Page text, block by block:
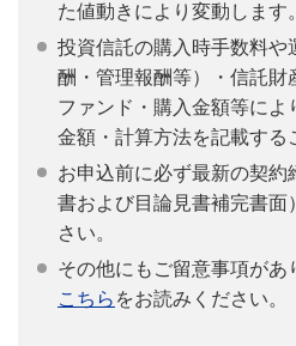
た値動きにより変動します。
投資信託の購入時手数料や
酬・管理報酬等）・信託財
ファンド・購入金額等によ
金額・計算方法を記載する
お申込前に必ず最新の契約
書および目論見書補完書面
さい。
その他にもご留意事項があ
こちら をお読みください。